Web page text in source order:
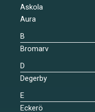
Askola
Aura
B
Bromarv
D
Degerby
E
Eckerö